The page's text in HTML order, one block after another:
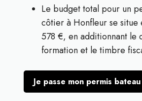
Le budget total pour un
côtier à Honfleur se situe
578 €, en additionnant le
formation et le timbre
Je passe mon permis